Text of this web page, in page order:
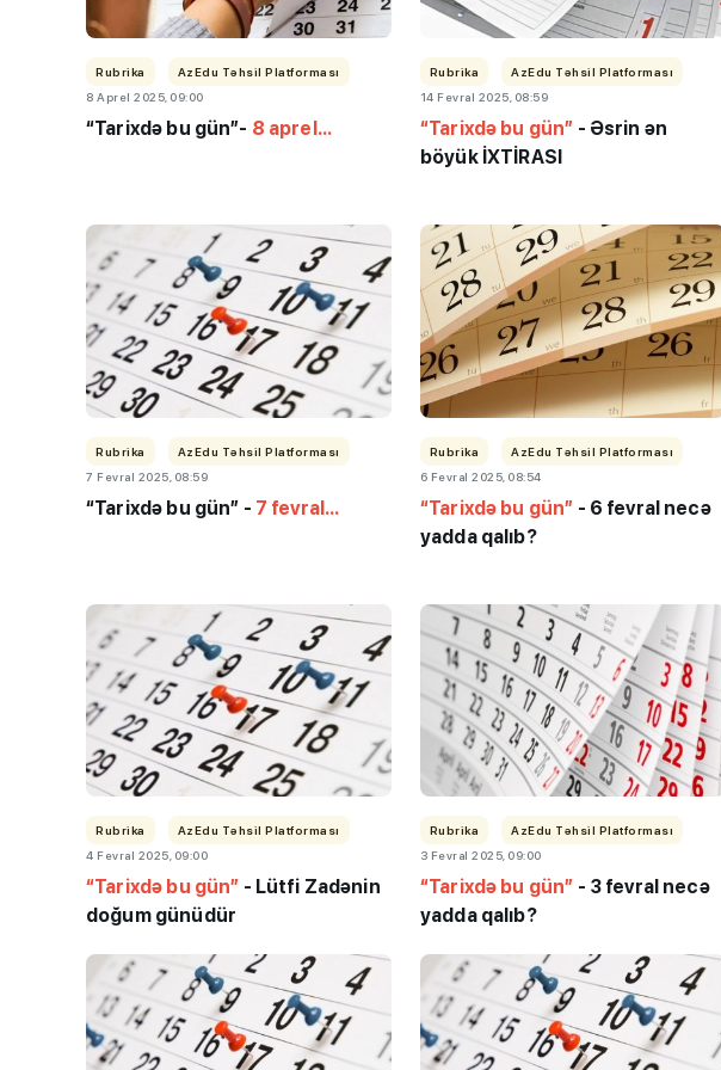
Rubrika
AzEdu Təhsil Platforması
8 Aprel 2025, 09:00
“Tarixdə bu gün”- 8 aprel...
Rubrika
AzEdu Təhsil Platforması
14 Fevral 2025, 08:59
“Tarixdə bu gün” - Əsrin ən
böyük İXTİRASI
Rubrika
AzEdu Təhsil Platforması
7 Fevral 2025, 08:59
“Tarixdə bu gün” - 7 fevral...
Rubrika
AzEdu Təhsil Platforması
6 Fevral 2025, 08:54
“Tarixdə bu gün” - 6 fevral necə
yadda qalıb?
Rubrika
AzEdu Təhsil Platforması
4 Fevral 2025, 09:00
“Tarixdə bu gün” - Lütfi Zadənin
doğum günüdür
Rubrika
AzEdu Təhsil Platforması
3 Fevral 2025, 09:00
“Tarixdə bu gün” - 3 fevral necə
yadda qalıb?
lisey seçimi, bağçalar və qəbul
imtahanları...
TİF “Maarifçi” tələbə-
məzunlarla görüş keçirib